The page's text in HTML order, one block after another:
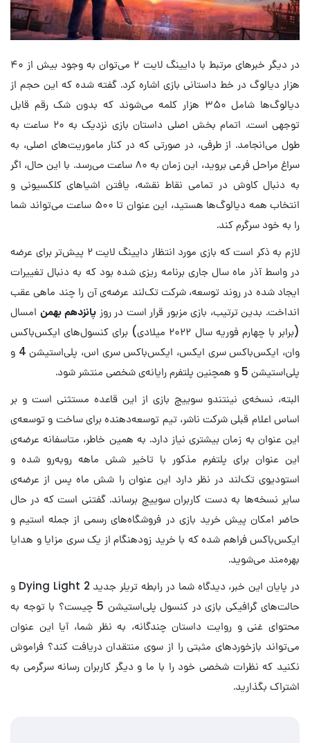
در دیگر خبرهای مرتبط با دایینگ لایت ۲ می‌توان به وجود بیش از ۴۰
هزار دیالوگ در خط داستانی بازی اشاره کرد. گفته شده که این حجم از
دیالوگ‌ها شامل ۳۵۰ هزار کلمه می‌شوند که بدون شک رقم قابل
توجهی است. اتمام بخش اصلی داستان بازی نزدیک به ۲۰ ساعت به
طول می‌انجامد. از طرفی، در صورتی که در کنار ماموریت‌های اصلی، به
سراغ مراحل فرعی بروید، این زمان به ۸۰ ساعت می‌رسد. با این حال، اگر
به دنبال کاوش در تمامی نقاط نقشه، یافتن اشیاهای کلکسیونی و
انتخاب همه دیالوگ‌ها هستید، این عنوان تا ۵۰۰ ساعت می‌تواند شما
را به خود سرگرم کند.
لازم به ذکر است که بازی مورد انتظار دایینگ لایت ۲ پیش‌تر برای عرضه
در واسط آذر ماه سال جاری برنامه ریزی شده بود که به دنبال تغییرات
ایجاد شده در روند توسعه، شرکت تک‌لند عرضه‌ی آن را چند ماهی عقب
انداخت. بدین ترتیب، بازی مزبور قرار است در روز پانزدهم بهمن امسال
(برابر با چهارم فوریه سال ۲۰۲۲ میلادی) برای کنسول‌های ایکس‌باکس
وان، ایکس‌باکس سری ایکس، ایکس‌باکس سری اس، پلی‌استیشن 4 و
پلی‌استیشن 5 و همچنین پلتفرم رایانه‌ی شخصی منتشر شود.
البته، نسخه‌ی نینتندو سوییچ بازی از این قاعده مستثنی است و بر
اساس اعلام قبلی شرکت ناشر، تیم توسعه‌دهنده برای ساخت و توسعه‌ی
این عنوان به زمان بیشتری نیاز دارد. به همین خاطر، متاسفانه عرضه‌ی
این عنوان برای پلتفرم مذکور با تاخیر شش ماهه روبه‌رو شده و
استودیوی تک‌لند در نظر دارد این عنوان را شش ماه پس از عرضه‌ی
سایر نسخه‌ها به دست کاربران سوییچ برساند. گفتنی است که در حال
حاضر امکان پیش خرید بازی در فروشگاه‌های رسمی از جمله استیم و
ایکس‌باکس فراهم شده که با خرید زودهنگام از یک سری مزایا و هدایا
بهره‌مند می‌شوید.
در پایان این خبر، دیدگاه شما در رابطه تریلر جدید Dying Light 2 و
حالت‌های گرافیکی بازی در کنسول پلی‌استیشن 5 چیست؟ با توجه به
محتوای غنی و روایت داستان چندگانه، به نظر شما، آیا این عنوان
می‌تواند بازخوردهای مثبتی را از سوی منتقدان دریافت کند؟ فراموش
نکنید که نظرات شخصی خود را با ما و دیگر کاربران رسانه سرگرمی به
اشتراک بگذارید.